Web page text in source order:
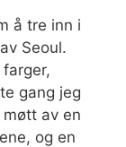
å tre inn i
Seoul.
gang jeg
av en
og en